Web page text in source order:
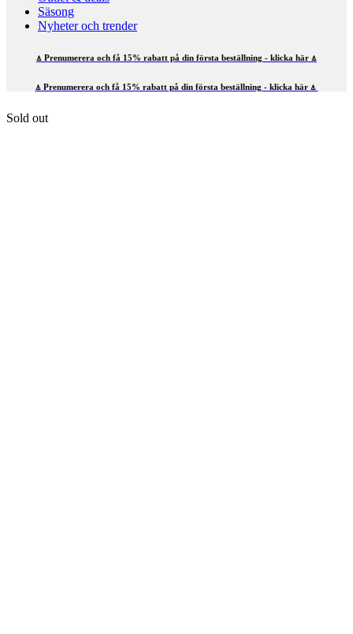
Säsong
Nyheter och trender
⍋ Prenumerera och få 15% rabatt på din första beställning - klicka här ⍋
⍋ Prenumerera och få 15% rabatt på din första beställning - klicka här ⍋
Sold out